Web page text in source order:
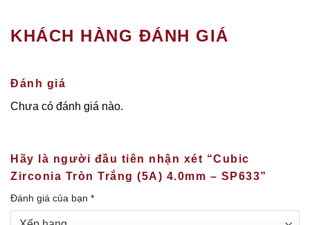
KHÁCH HÀNG ĐÁNH GIÁ
Đánh giá
Chưa có đánh giá nào.
Hãy là người đầu tiên nhận xét “Cubic
Zirconia Tròn Trắng (5A) 4.0mm – SP633”
Đánh giá của bạn *